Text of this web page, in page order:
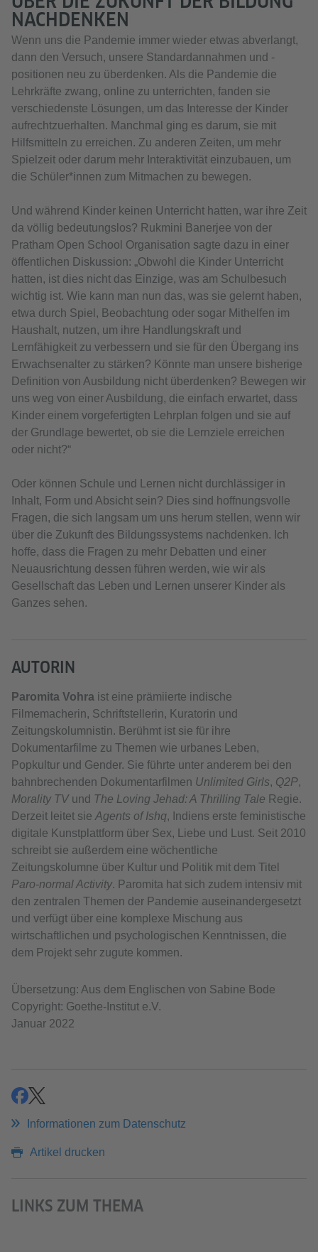
NACHDENKEN
Wenn uns die Pandemie immer wieder etwas abverlangt,
dann den Versuch, unsere Standardannahmen und -
positionen neu zu überdenken. Als die Pandemie die
Lehrkräfte zwang, online zu unterrichten, fanden sie
verschiedenste Lösungen, um das Interesse der Kinder
aufrechtzuerhalten. Manchmal ging es darum, sie mit
Hilfsmitteln zu erreichen. Zu anderen Zeiten, um mehr
Spielzeit oder darum mehr Interaktivität einzubauen, um
die Schüler*innen zum Mitmachen zu bewegen.
Und während Kinder keinen Unterricht hatten, war ihre Zeit
da völlig bedeutungslos? Rukmini Banerjee von der
Pratham Open School Organisation sagte dazu in einer
öffentlichen Diskussion: „Obwohl die Kinder Unterricht
hatten, ist dies nicht das Einzige, was am Schulbesuch
wichtig ist. Wie kann man nun das, was sie gelernt haben,
etwa durch Spiel, Beobachtung oder sogar Mithelfen im
Haushalt, nutzen, um ihre Handlungskraft und
Lernfähigkeit zu verbessern und sie für den Übergang ins
Erwachsenalter zu stärken? Könnte man unsere bisherige
Definition von Ausbildung nicht überdenken? Bewegen wir
uns weg von einer Ausbildung, die einfach erwartet, dass
Kinder einem vorgefertigten Lehrplan folgen und sie auf
der Grundlage bewertet, ob sie die Lernziele erreichen
oder nicht?“
Oder können Schule und Lernen nicht durchlässiger in
Inhalt, Form und Absicht sein? Dies sind hoffnungsvolle
Fragen, die sich langsam um uns herum stellen, wenn wir
über die Zukunft des Bildungssystems nachdenken. Ich
hoffe, dass die Fragen zu mehr Debatten und einer
Neuausrichtung dessen führen werden, wie wir als
Gesellschaft das Leben und Lernen unserer Kinder als
Ganzes sehen.
AUTORIN
Paromita Vohra ist eine prämiierte indische
Filmemacherin, Schriftstellerin, Kuratorin und
Zeitungskolumnistin. Berühmt ist sie für ihre
Dokumentarfilme zu Themen wie urbanes Leben,
Popkultur und Gender. Sie führte unter anderem bei den
bahnbrechenden Dokumentarfilmen Unlimited Girls, Q2P,
Morality TVund The Loving Jehad: A Thrilling Tale Regie.
Derzeit leitet sie Agents of Ishq, Indiens erste feministische
digitale Kunstplattform über Sex, Liebe und Lust. Seit 2010
schreibt sie außerdem eine wöchentliche
Zeitungskolumne über Kultur und Politik mit dem Titel
Paro-normal Activity. Paromita hat sich zudem intensiv mit
den zentralen Themen der Pandemie auseinandergesetzt
und verfügt über eine komplexe Mischung aus
wirtschaftlichen und psychologischen Kenntnissen, die
dem Projekt sehr zugute kommen.
Übersetzung: Aus dem Englischen von Sabine Bode
Copyright: Goethe-Institut e.V.
Januar 2022
teilenteilen
Informationen zum Datenschutz
Artikel drucken
LINKS ZUM THEMA